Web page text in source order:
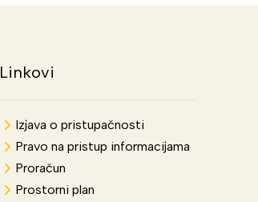
Linkovi
Izjava o pristupačnosti
Pravo na pristup informacijama
Proračun
Prostorni plan